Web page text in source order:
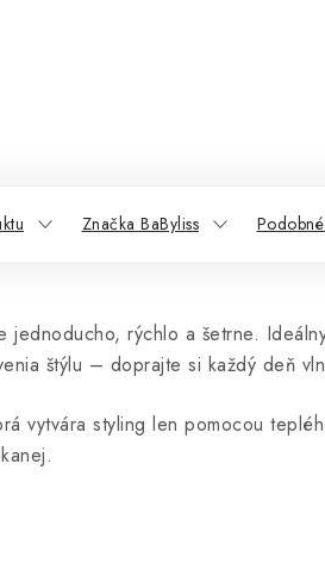
Značka BaByliss
jednoducho, rýchlo a šetrne.
štýlu – doprajte si každý deň
vytvára styling len pomocou